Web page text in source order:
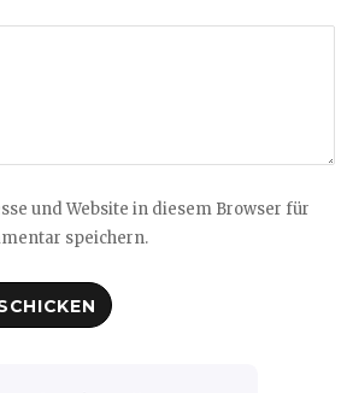
und Website in diesem Browser für
speichern.